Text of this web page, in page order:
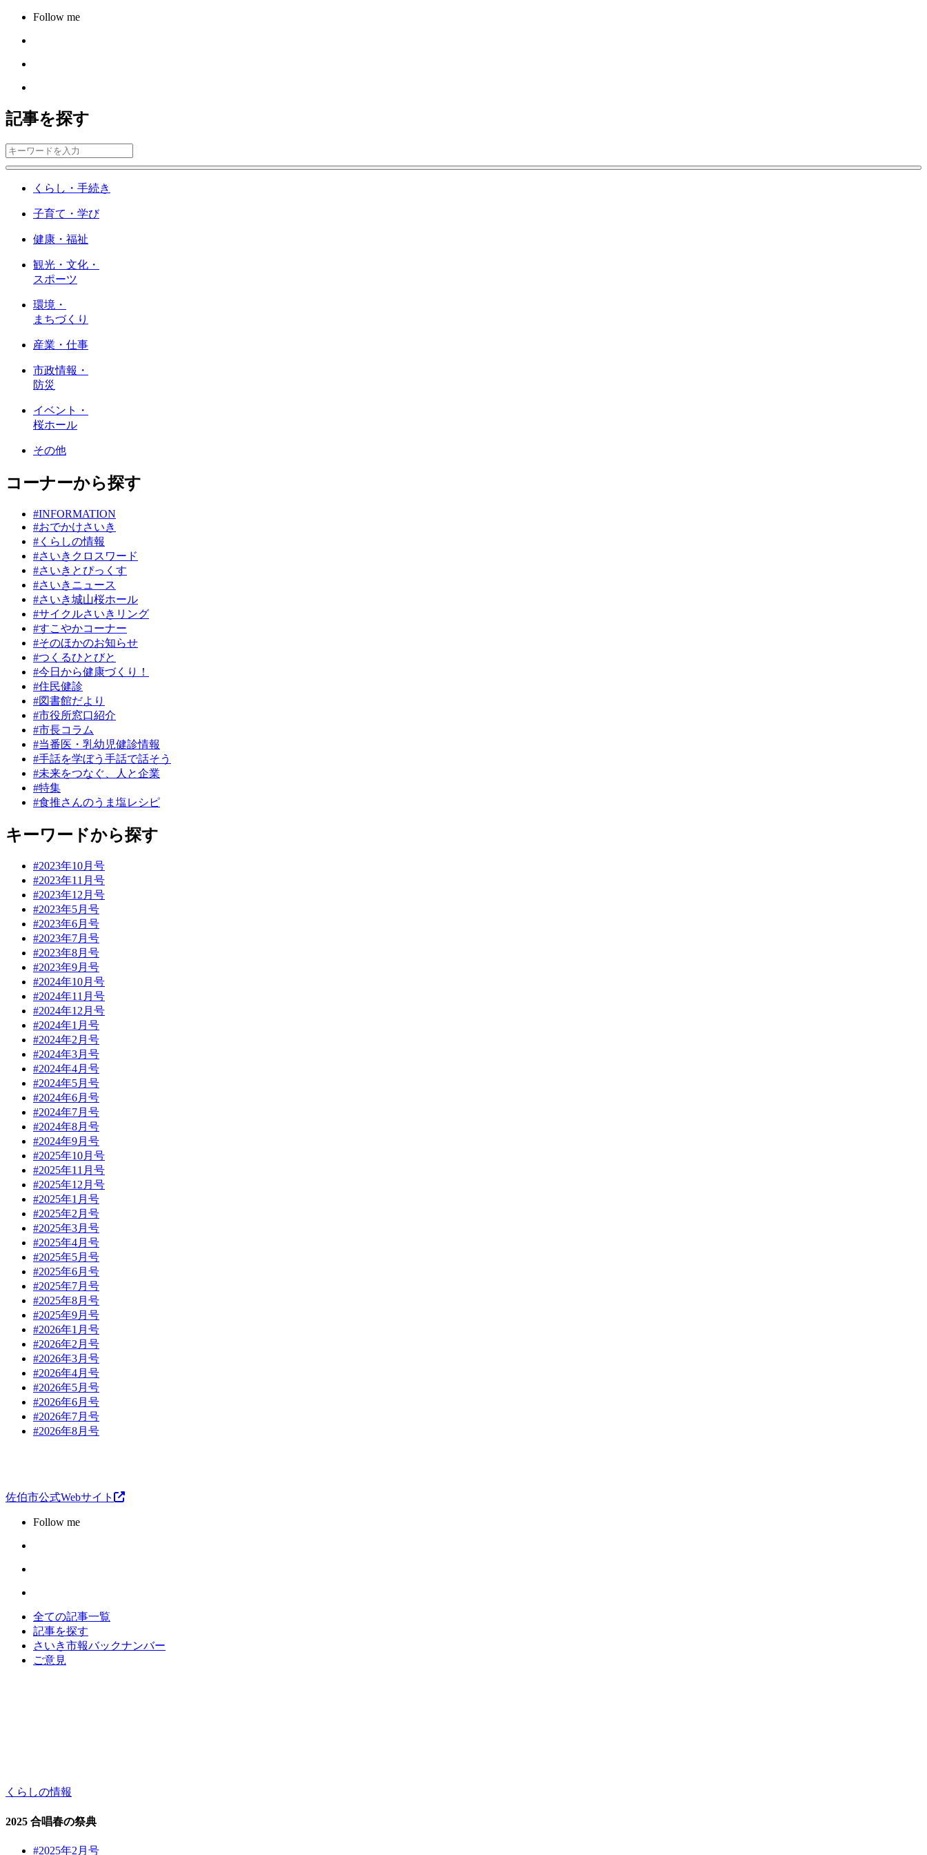
Follow me
記事を探す
くらし・手続き
子育て・学び
健康・福祉
観光・文化・
スポーツ
環境・
まちづくり
産業・仕事
市政情報・
防災
イベント・
桜ホール
その他
コーナーから探す
#INFORMATION
#おでかけさいき
#くらしの情報
#さいきクロスワード
#さいきとぴっくす
#さいきニュース
#さいき城山桜ホール
#サイクルさいきリング
#すこやかコーナー
#そのほかのお知らせ
#つくるひとびと
#今日から健康づくり！
#住民健診
#図書館だより
#市役所窓口紹介
#市長コラム
#当番医・乳幼児健診情報
#手話を学ぼう手話で話そう
#未来をつなぐ、人と企業
#特集
#食推さんのうま塩レシピ
キーワードから探す
#2023年10月号
#2023年11月号
#2023年12月号
#2023年5月号
#2023年6月号
#2023年7月号
#2023年8月号
#2023年9月号
#2024年10月号
#2024年11月号
#2024年12月号
#2024年1月号
#2024年2月号
#2024年3月号
#2024年4月号
#2024年5月号
#2024年6月号
#2024年7月号
#2024年8月号
#2024年9月号
#2025年10月号
#2025年11月号
#2025年12月号
#2025年1月号
#2025年2月号
#2025年3月号
#2025年4月号
#2025年5月号
#2025年6月号
#2025年7月号
#2025年8月号
#2025年9月号
#2026年1月号
#2026年2月号
#2026年3月号
#2026年4月号
#2026年5月号
#2026年6月号
#2026年7月号
#2026年8月号
佐伯市公式Webサイト
Follow me
全ての記事一覧
記事を探す
さいき市報バックナンバー
ご意見
くらしの情報
2025 合唱春の祭典
#2025年2月号